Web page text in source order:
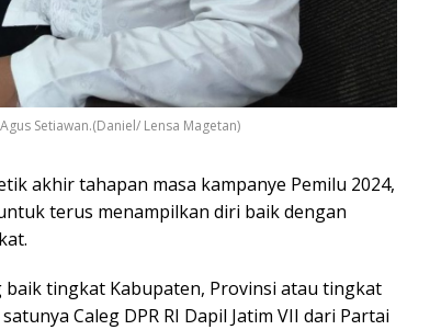
Setiawan.(Daniel/ Lensa Magetan)
akhir tahapan masa kampanye Pemilu 2024,
terus menampilkan diri baik dengan
baik tingkat Kabupaten, Provinsi atau tingkat
Caleg DPR RI Dapil Jatim VII dari Partai